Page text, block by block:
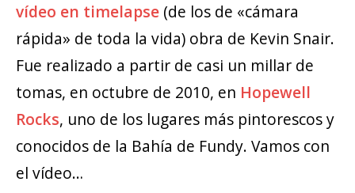
vídeo en timelapse (de los de «cámara
rápida» de toda la vida) obra de Kevin Snair.
Fue realizado a partir de casi un millar de
tomas, en octubre de 2010, en Hopewell
Rocks, uno de los lugares más pintorescos y
conocidos de la Bahía de Fundy. Vamos con
el vídeo…